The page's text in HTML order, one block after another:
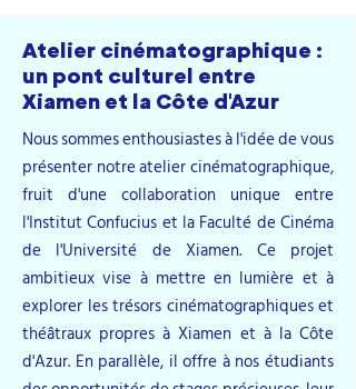
Atelier cinématographique :
un pont culturel entre
Xiamen et la Côte d'Azur
Nous sommes enthousiastes à l'idée de vous
présenter notre atelier cinématographique,
fruit d'une collaboration unique entre
l'Institut Confucius et la Faculté de Cinéma
de l'Université de Xiamen. Ce projet
ambitieux vise à mettre en lumière et à
explorer les trésors cinématographiques et
théâtraux propres à Xiamen et à la Côte
d'Azur. En parallèle, il offre à nos étudiants